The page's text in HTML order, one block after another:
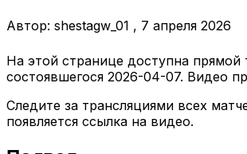
Автор: shestagw_01 , 7 апреля 2026
На этой странице доступна
состоявшегося 2026-04-07. Видео
Следите за трансляциями всех
появляется ссылка на видео.